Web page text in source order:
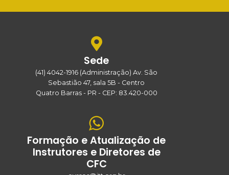
Sede
(41) 4042-1916 (Administração) Av. São
Sebastião 47, sala 5B - Centro
Quatro Barras - PR - CEP: 83.420-000
Formação e Atualização de
Instrutores e Diretores de
CFC